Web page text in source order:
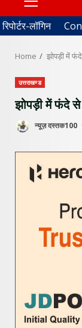
PRIMARY
MENU
रिपोर्टर-लॉगिन
Home झोपड़ी में
उत्तराखण्ड
झोपड़ी में फंदे
न्यूज़ दस्तक100